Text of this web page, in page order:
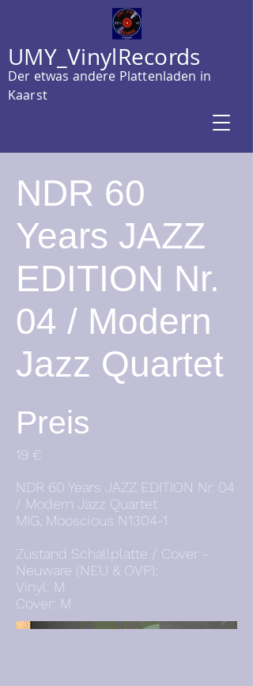
UMY_VinylRecords
Der etwas andere Plattenladen in
Kaarst
NDR 60
Years JAZZ
EDITION Nr.
04 / Modern
Jazz Quartet
Preis
19 €
NDR 60 Years JAZZ EDITION Nr. 04
/ Modern Jazz Quartet
MIG, Mooscious N1304-1
Zustand Schallplatte / Cover -
Neuware (NEU & OVP):
Vinyl: M
Cover: M